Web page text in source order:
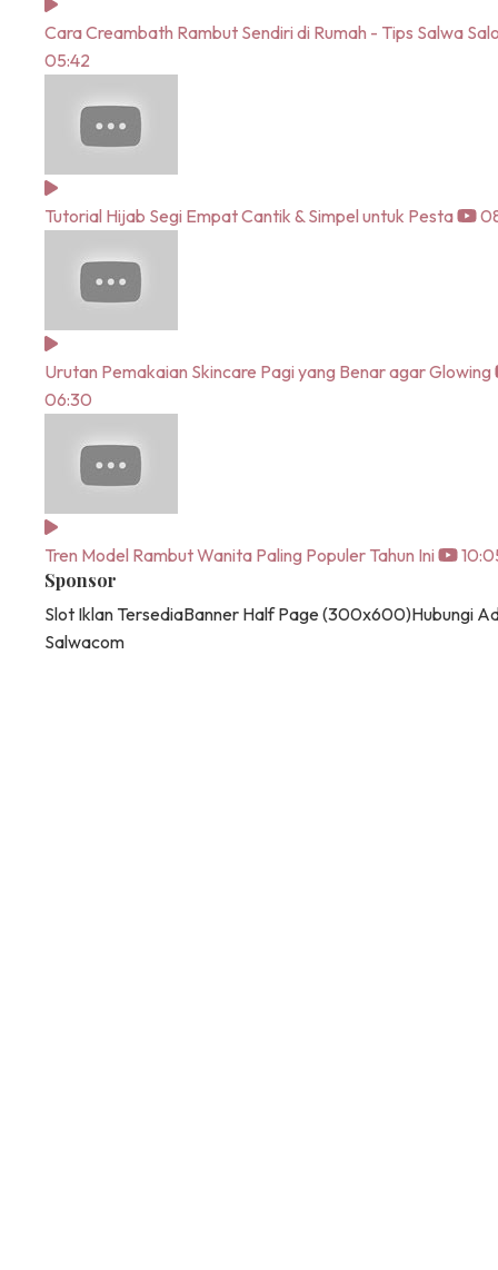
Cara Creambath Rambut Sendiri di Rumah - Tips Salwa
05:42
Tutorial Hijab Segi Empat Cantik & Simpel untuk Pesta
Urutan Pemakaian Skincare Pagi yang Benar agar Glowing
06:30
Tren Model Rambut Wanita Paling Populer Tahun Ini
Sponsor
Slot Iklan TersediaBanner Half Page (300x600)Hubungi
Salwacom